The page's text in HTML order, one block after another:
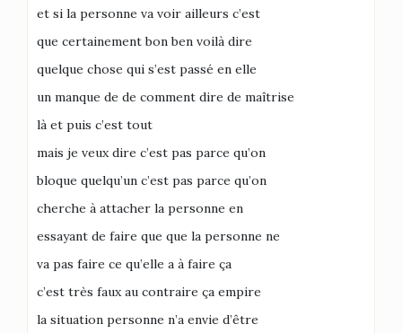
et si la personne va voir ailleurs c’est
que certainement bon ben voilà dire
quelque chose qui s’est passé en elle
un manque de de comment dire de maîtrise
là et puis c’est tout
mais je veux dire c’est pas parce qu’on
bloque quelqu’un c’est pas parce qu’on
cherche à attacher la personne en
essayant de faire que que la personne ne
va pas faire ce qu’elle a à faire ça
c’est très faux au contraire ça empire
la situation personne n’a envie d’être